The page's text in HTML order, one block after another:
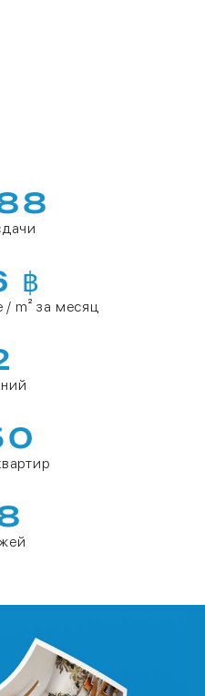
฿
/ m² за месяц